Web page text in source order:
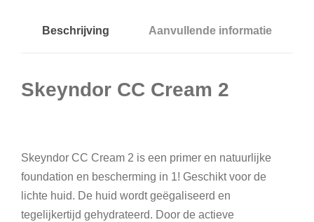
2
t
a
l
Beschrijving Aanvullende informatie
Skeyndor CC Cream 2
Skeyndor CC Cream 2 is een primer en natuurlijke
foundation en bescherming in 1! Geschikt voor de
lichte huid. De huid wordt geëgaliseerd en
tegelijkertijd gehydrateerd. Door de actieve